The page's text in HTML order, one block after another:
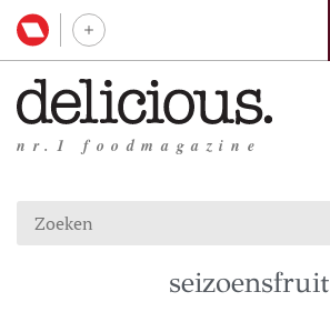
nr.1 foodmagazine
seizoensfruit